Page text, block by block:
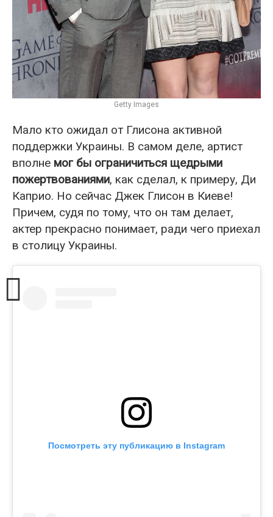
Getty Images
Мало кто ожидал от Глисона активной
поддержки Украины. В самом деле, артист
вполне мог бы ограничиться щедрыми
пожертвованиями, как сделал, к примеру, Ди
Каприо. Но сейчас Джек Глисон в Киеве!
Причем, судя по тому, что он там делает,
актер прекрасно понимает, ради чего приехал
в столицу Украины.
Посмотреть эту публикацию в Instagram